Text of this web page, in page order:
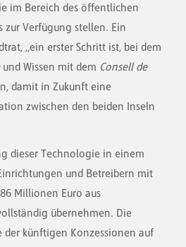
im Bereich des öffentlichen
zur Verfügung stellen. Ein
„ein erster Schritt ist, bei dem
und Wissen mit dem Consell de
damit in Zukunft eine
zwischen den beiden Inseln
dieser Technologie in einem
und Betreibern mit
Millionen Euro aus
übernehmen. Die
der künftigen Konzessionen auf